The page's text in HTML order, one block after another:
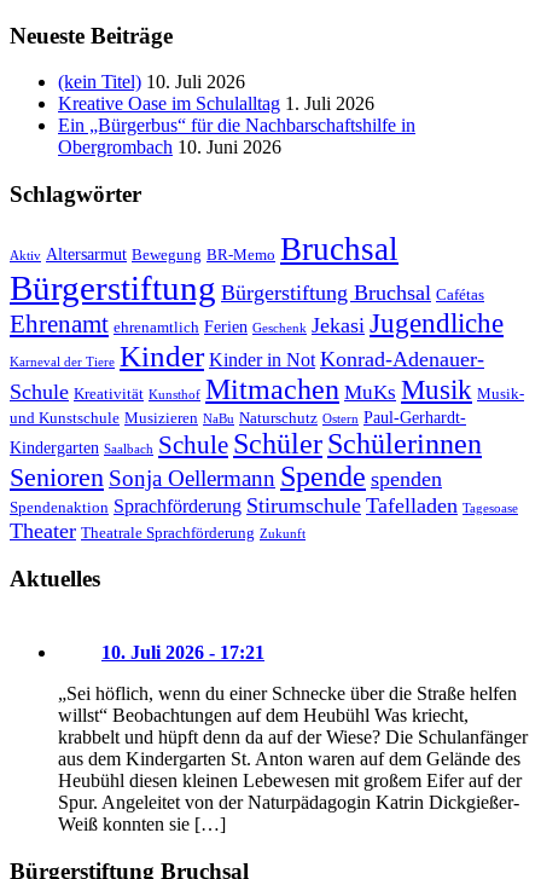
Neueste Beiträge
(kein Titel) 10. Juli 2026
Kreative Oase im Schulalltag 1. Juli 2026
Ein „Bürgerbus“ für die Nachbarschaftshilfe in
Obergrombach 10. Juni 2026
Schlagwörter
Aktiv Altersarmut Bewegung BR-Memo Bruchsal
Bürgerstiftung Bürgerstiftung Bruchsal Cafétas
Ehrenamt ehrenamtlich Ferien Geschenk Jekasi Jugendliche
Karneval der Tiere Kinder Kinder in Not Konrad-Adenauer-
Schule Kreativität Kunsthof Mitmachen MuKs Musik Musik-
und Kunstschule Musizieren NaBu Naturschutz Ostern Paul-Gerhardt-
Kindergarten Saalbach Schule SchülerSchülerinnen
Senioren Sonja Oellermann Spende spenden
Spendenaktion Sprachförderung Stirumschule Tafelladen Tagesoase
Theater Theatrale Sprachförderung Zukunft
Aktuelles
10. Juli 2026 - 17:21
„Sei höflich, wenn du einer Schnecke über die Straße helfen
willst“ Beobachtungen auf dem Heubühl Was kriecht,
krabbelt und hüpft denn da auf der Wiese? Die Schulanfänger
aus dem Kindergarten St. Anton waren auf dem Gelände des
Heubühl diesen kleinen Lebewesen mit großem Eifer auf der
Spur. Angeleitet von der Naturpädagogin Katrin Dickgießer-
Weiß konnten sie […]
Bürgerstiftung Bruchsal